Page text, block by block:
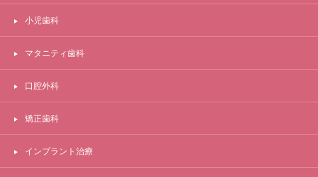
小児歯科
マタニティ歯科
口腔外科
矯正歯科
インプラント治療